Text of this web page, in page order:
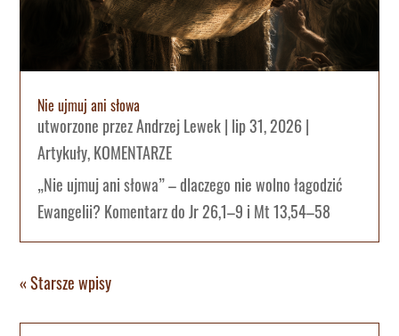
Nie ujmuj ani słowa
utworzone przezAndrzej Lewek| lip 31, 2026|
Artykuły,KOMENTARZE
„Nie ujmuj ani słowa” – dlaczego nie wolno łagodzić
Ewangelii? Komentarz do Jr 26,1–9 i Mt 13,54–58
« Starsze wpisy